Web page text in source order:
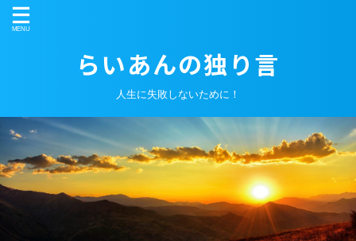
らいあんの独り言
人生に失敗しないために！